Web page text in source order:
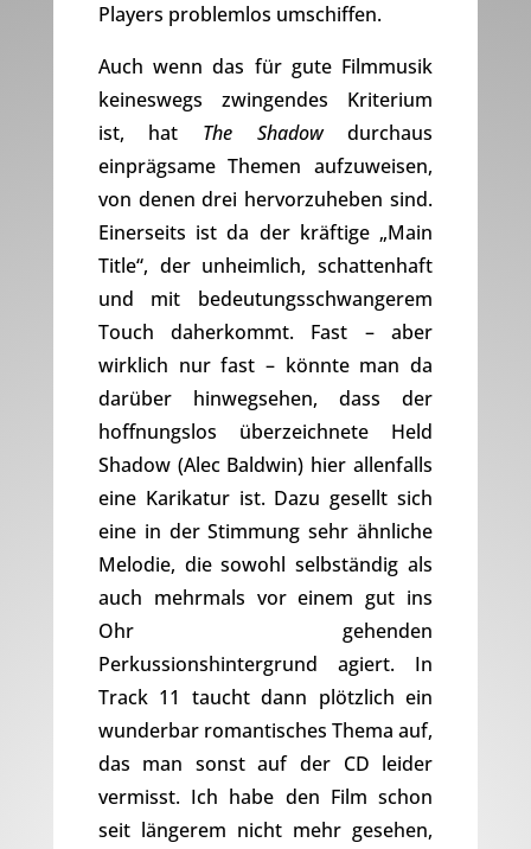
Players problemlos umschiffen.
Auch wenn das für gute Filmmusik
keineswegs zwingendes Kriterium
ist, hat The Shadowdurchaus
einprägsame Themen aufzuweisen,
von denen drei hervorzuheben sind.
Einerseits ist da der kräftige „Main
Title“, der unheimlich, schattenhaft
und mit bedeutungsschwangerem
Touch daherkommt. Fast – aber
wirklich nur fast – könnte man da
darüber hinwegsehen, dass der
hoffnungslos überzeichnete Held
Shadow (Alec Baldwin) hier allenfalls
eine Karikatur ist. Dazu gesellt sich
eine in der Stimmung sehr ähnliche
Melodie, die sowohl selbständig als
auch mehrmals vor einem gut ins
Ohr gehenden
Perkussionshintergrund agiert. In
Track 11 taucht dann plötzlich ein
wunderbar romantisches Thema auf,
das man sonst auf der CD leider
vermisst. Ich habe den Film schon
seit längerem nicht mehr gesehen,